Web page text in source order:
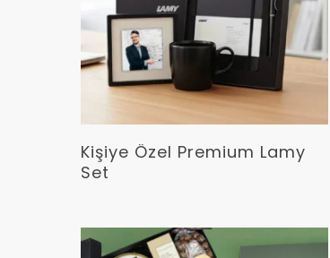
Devamını Oku
Kişiye Özel Premium Lamy
Set